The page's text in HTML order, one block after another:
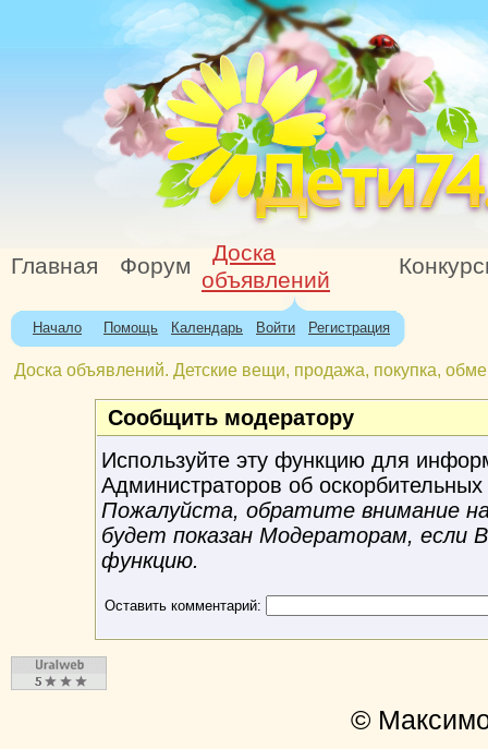
Главная Форум
Доска
объявлений
Начало Помощь Календарь Войти Регистрация
Доска объявлений. Детские вещи, продажа, покупка,
Сообщить модератору
Используйте эту функцию для
Администраторов об
Пожалуйста, обратите внимание
будет показан Модераторам, если
функцию.
Оставить комментарий:
©